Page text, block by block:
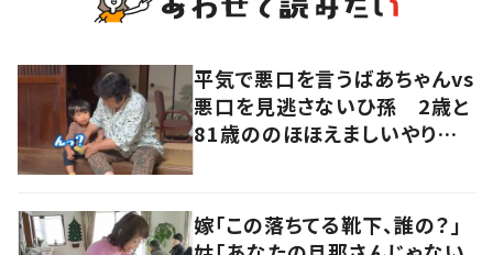
平気で悪口を言うばあちゃんvs
悪口を見逃さないひ孫 2歳と
81歳ののほほえましいやり取り
嫁「この落ちてる靴下、誰の？」